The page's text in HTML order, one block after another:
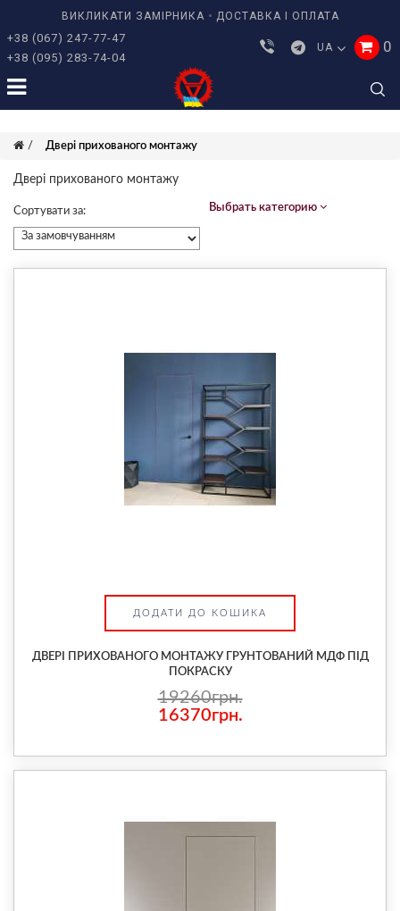
ВИКЛИКАТИ ЗАМІРНИКА ДОСТАВКА І ОПЛАТА
+38 (067) 247-77-47
+38 (095) 283-74-04
UA 0
Двері прихованого монтажу
Двері прихованого монтажу
Сортувати за: Выбрать категорию
ДОДАТИ ДО КОШИКА
ДВЕРІ ПРИХОВАНОГО МОНТАЖУ ГРУНТОВАНИЙ МДФ ПІД
ПОКРАСКУ
19260грн.
16370грн.